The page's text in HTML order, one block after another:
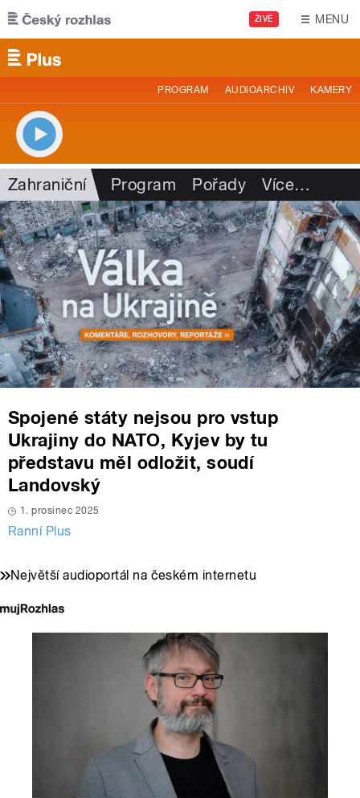
Přejít k hlavnímu obsahu
ŽIVĚ MENU
PROGRAM AUDIOARCHIV KAMERY
Zahraniční Program Pořady Více…
Spojené státy nejsou pro vstup
Ukrajiny do NATO, Kyjev by tu
představu měl odložit, soudí
Landovský
1. prosinec 2025
Ranní Plus
Největší audioportál na českém internetu